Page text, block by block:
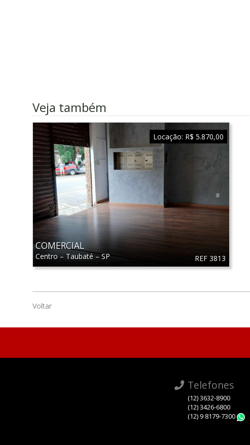
Veja também
REF 3813
COMERCIAL
Centro– Taubaté–SP
Locação: R$ 5.870,00
Voltar
Telefones
(12) 3632-8900
(12) 3426-6800
(12) 9 8179-7300